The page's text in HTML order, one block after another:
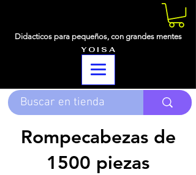
Didacticos para pequeños, con grandes mentes
Y O I S A
Rompecabezas de
1500 piezas